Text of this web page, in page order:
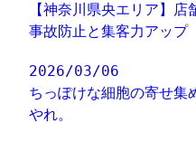
【神奈川県央エリア】
事故防止と集客力アップ
2026/03/06
ちっぽけな細胞の寄せ集
やれ。